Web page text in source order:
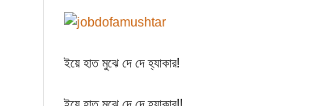
ইয়ে হাত মুঝে দে দে হ্যাকার!